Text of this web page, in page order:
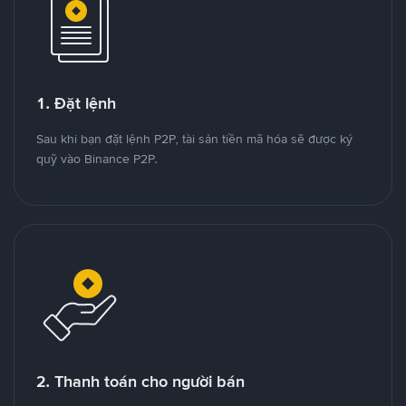
1. Đặt lệnh
Sau khi bạn đặt lệnh P2P, tài sản tiền mã hóa sẽ được ký
quỹ vào Binance P2P.
2. Thanh toán cho người bán